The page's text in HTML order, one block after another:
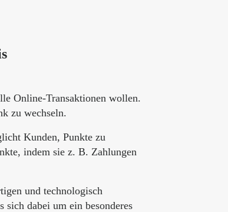
Online-Transaktionen wollen.
zu wechseln.
Kunden, Punkte zu
indem sie z. B. Zahlungen
und technologisch
dabei um ein besonderes